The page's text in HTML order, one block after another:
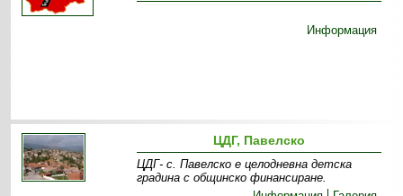
Информация
ЦДГ, Павелско
ЦДГ- с. Павелско е целодневна детска
градина с общинско финансиране.